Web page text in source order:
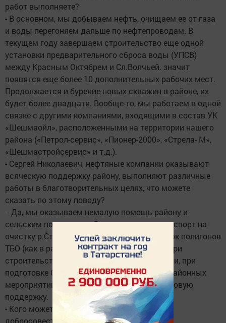
работ выполняете?
- В основном, мы добываем нефть, очищаем ее от газа
и воды перегоняем дальше по нефтепроводам. В
текущем году завершаем строительство еще одной
установки предварительного сброса воды (УПСВ)
между Красным Октябрем и Сл.Волчьей. значит
появятся еще более 10 дополнительных рабочих мест.
Продолжается и бурение новых скважин в районе, их
будет более двадцати. Вообще-то, мы работаем в одной
связке с другими компаниями, входящими в состав УК
«Шешмаойл», расположенными на территории нашего
района («Петрол-сервис», «Пионер-2000», «Стрела- М»,
«Шешмастройсервис» и т.д.).
- Сергей Николаевич, нефтяные компании оказывают
всяческую поддержку району, выполняют различные
работы в благотворительных целях, что можете
сказать по этому поводу?
- Да, мы оказываем немалую помощь району и
сельским поселениям. Выделяем спец.транспорт на
очистку р.Студенец, на приведение в порядок полигонов
ТБО (как в райцентре, так и в поселениях). При
строительстве нового парка немало помогли, при
подготовке Сабантуя и т.д. На проведение районных
мероприятий постоянно оказываем финансовую
поддержку.
- Кого можете назвать в числе лучших и
добросовестных из вашего коллектива?